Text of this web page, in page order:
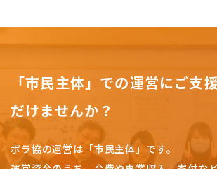
「市民主体」での運営にご支
だけませんか？
ボラ協の運営は「市民主体」です。